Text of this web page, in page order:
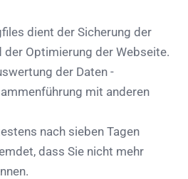
dient der Sicherung der
Optimierung der Webseite.
der Daten -
mit anderen
nach sieben Tagen
dass Sie nicht mehr